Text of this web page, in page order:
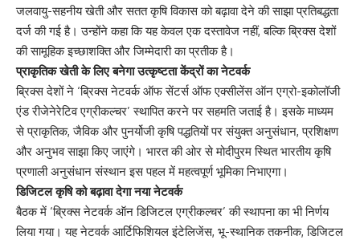
जलवायु-सहनीय खेती और सतत कृषि विकास को बढ़ावा देने की साझा प्रतिबद्धता
दर्ज की गई है। उन्होंने कहा कि यह केवल एक दस्तावेज नहीं, बल्कि ब्रिक्स देशों
की सामूहिक इच्छाशक्ति और जिम्मेदारी का प्रतीक है।
प्राकृतिक खेती के लिए बनेगा उत्कृष्टता केंद्रों का नेटवर्क
ब्रिक्स देशों ने ‘ब्रिक्स नेटवर्क ऑफ सेंटर्स ऑफ एक्सीलेंस ऑन एग्रो-इकोलॉजी
एंड रीजेनेरेटिव एग्रीकल्चर’ स्थापित करने पर सहमति जताई है। इसके माध्यम
से प्राकृतिक, जैविक और पुनर्योजी कृषि पद्धतियों पर संयुक्त अनुसंधान, प्रशिक्षण
और अनुभव साझा किए जाएंगे। भारत की ओर से मोदीपुरम स्थित भारतीय कृषि
प्रणाली अनुसंधान संस्थान इस पहल में महत्वपूर्ण भूमिका निभाएगा।
डिजिटल कृषि को बढ़ावा देगा नया नेटवर्क
बैठक में ‘ब्रिक्स नेटवर्क ऑन डिजिटल एग्रीकल्चर’ की स्थापना का भी निर्णय
लिया गया। यह नेटवर्क आर्टिफिशियल इंटेलिजेंस, भू-स्थानिक तकनीक, डिजिटल